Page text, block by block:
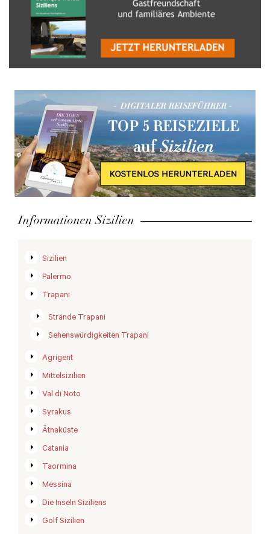
Informationen Sizilien
Sizilien
Palermo
Trapani
Strände Trapani
Sehenswürdigkeiten Trapani
Agrigent
Mittelsizilien
Val di Noto
Syrakus
Ätnaküste
Catania
Taormina
Messina
Die Inseln Siziliens
Golf Sizilien